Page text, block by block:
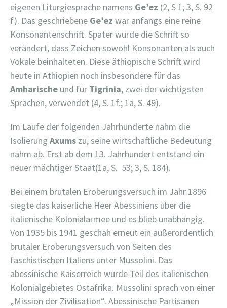
eigenen Liturgiesprache namens Ge’ez (2, S 1; 3, S. 92
f). Das geschriebene Ge’ez war anfangs eine reine
Konsonantenschrift. Später wurde die Schrift so
verändert, dass Zeichen sowohl Konsonanten als auch
Vokale beinhalteten. Diese äthiopische Schrift wird
heute in Äthiopien noch insbesondere für das
Amharische und für Tigrinia, zwei der wichtigsten
Sprachen, verwendet (4, S. 1f.; 1a, S. 49).
Im Laufe der folgenden Jahrhunderte nahm die
Isolierung Axums zu, seine wirtschaftliche Bedeutung
nahm ab. Erst ab dem 13. Jahrhundert entstand ein
neuer mächtiger Staat(1a, S. 53; 3, S. 184).
Bei einem brutalen Eroberungsversuch im Jahr 1896
siegte das kaiserliche Heer Abessiniens über die
italienische Kolonialarmee und es blieb unabhängig.
Von 1935 bis 1941 geschah erneut ein außerordentlich
brutaler Eroberungsversuch von Seiten des
faschistischen Italiens unter Mussolini. Das
abessinische Kaiserreich wurde Teil des italienischen
Kolonialgebietes Ostafrika. Mussolini sprach von einer
„Mission der Zivilisation“. Abessinische Partisanen